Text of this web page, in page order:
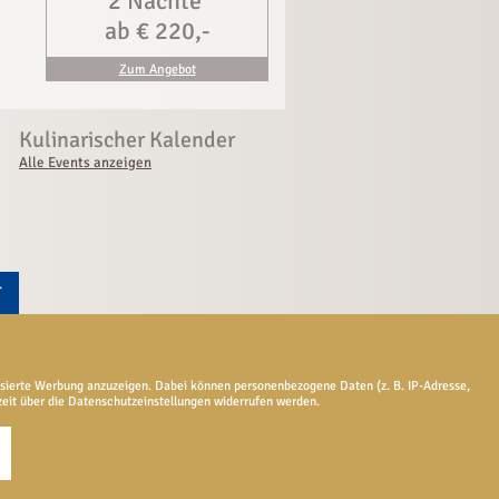
Werbung anzuzeigen. Dabei können personenbezogene Daten (z. B. IP-Adresse,
über die Datenschutzeinstellungen widerrufen werden.
ab € 220,-
Zum Angebot
Kulinarischer Kalender
Alle Events anzeigen